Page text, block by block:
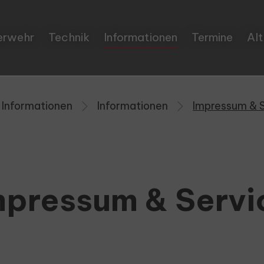
Technik Informationen Termine
Informationen
Informationen Impressum &
&